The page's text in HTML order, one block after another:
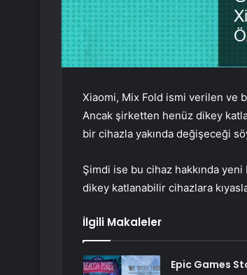
Xiaomi, Mix Fold ismi verilen ve
Ancak şirketten henüz dikey
bir cihazla yakında değişeceği
Şimdi ise bu cihaz hakkında
dikey katlanabilir cihazlara
İlgili Makaleler
Epic Games